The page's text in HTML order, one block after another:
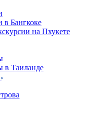
в Бангкоке
на Пхукете
в Таиланде